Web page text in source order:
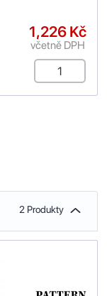
1,226 Kč
včetně DPH
2 Produkty